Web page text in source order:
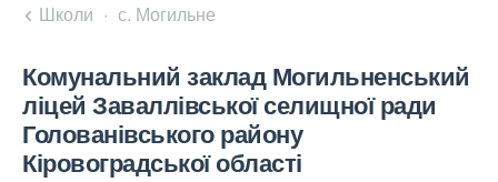
Школи с. Могильне
Комунальний заклад Могильненський
ліцей Заваллівської селищної ради
Голованівського району
Кіровоградської області